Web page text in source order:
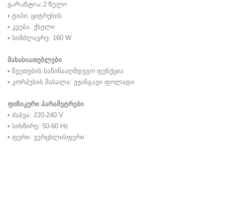
გარანტია: 2 წელი
• ტიპი: ციტრუსის
• კვება: ქსელი
• სიმძლავრე: 160 W
მახასიათებლები
• წვეთების საწინააღმდეგო ფუნქცია
• კორპუსის მასალა: უჟანგავი ფოლადი
ფიზიკური პარამეტრები
• ძაბვა: 220-240 V
• სიხშირე: 50-60 Hz
• ფერი: ვერცხლისფერი